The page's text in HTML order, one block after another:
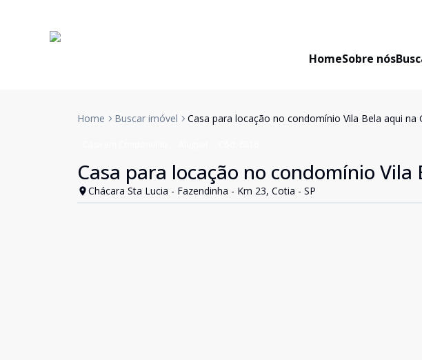
HomeSobre nós
Home Buscar imóvel Casa para locação no condomínio Vila Bela aqui na
Casa para locação no condomínio
Chácara Sta Lucia - Fazendinha - Km 23, Cotia - SP